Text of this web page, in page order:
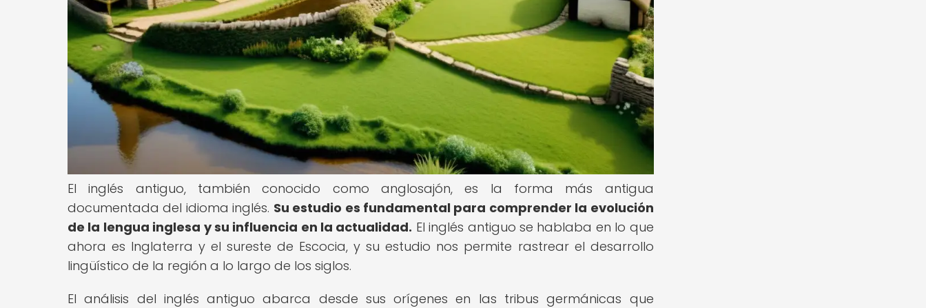
El inglés antiguo, también conocido como anglosajón, es la forma más antigua
documentada del idioma inglés. Su estudio es fundamental para comprender la evolución
de la lengua inglesa y su influencia en la actualidad. El inglés antiguo se hablaba en lo que
ahora es Inglaterra y el sureste de Escocia, y su estudio nos permite rastrear el desarrollo
lingüístico de la región a lo largo de los siglos.
El análisis del inglés antiguo abarca desde sus orígenes en las tribus germánicas que